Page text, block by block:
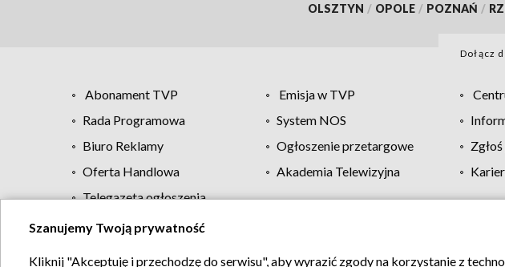
OLSZTYN / OPOLE / POZNAŃ /
Dołącz
Abonament TVP Emisja w TVP
Rada Programowa
System NOS
Biuro Reklamy
Ogłoszenie przetargowe
Oferta Handlowa
Akademia Telewizyjna
Telegazeta ogłoszenia
Regulamin TVP Polityka prywatności
Szanujemy Twoją prywatność
Kliknij "Akceptuję i przechodzę do serwisu", aby wyrazić zgody na korzystanie z